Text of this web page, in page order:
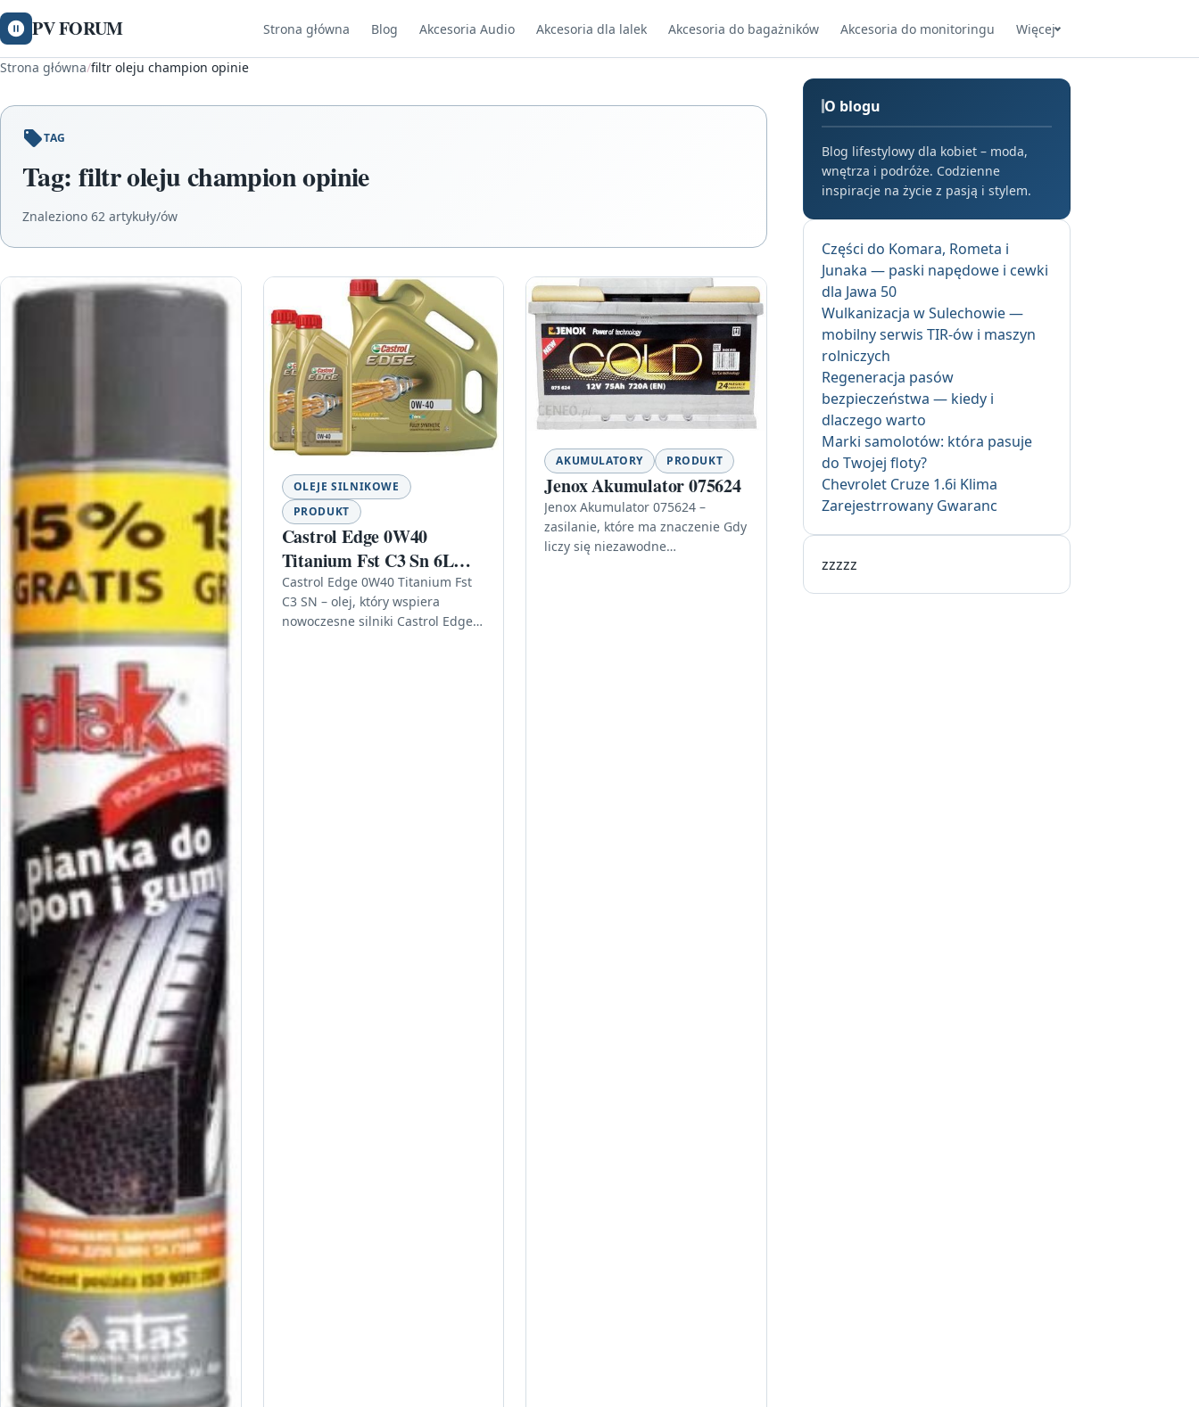
PV FORUM Strona główna Blog Akcesoria Audio Akcesoria dla lalek Akcesoria do bagażników Akcesoria do monitoringu Więcej
Strona główna/filtr oleju champion opinie
TAG
Tag: filtr oleju champion opinie
Znaleziono 62 artykuły/ów
OLEJE SILNIKOWE
PRODUKT
Castrol Edge 0W40
Titanium Fst C3 Sn 6L
2Edge0W401L
Edge0W404L
Castrol Edge 0W40 Titanium Fst
C3 SN – olej, który wspiera
nowoczesne silniki Castrol Edge
AKUMULATORY PRODUKT
Jenox Akumulator 075624
Jenox Akumulator 075624 –
zasilanie, które ma znaczenie Gdy
liczy się niezawodne
O blogu
Blog lifestylowy dla kobiet – moda,
wnętrza i podróże. Codzienne
inspiracje na życie z pasją i stylem.
Części do Komara, Rometa i
Junaka — paski napędowe i cewki
dla Jawa 50
Wulkanizacja w Sulechowie —
mobilny serwis TIR-ów i maszyn
rolniczych
Regeneracja pasów
bezpieczeństwa — kiedy i
dlaczego warto
Marki samolotów: która pasuje
do Twojej floty?
Chevrolet Cruze 1.6i Klima
Zarejestrrowany Gwaranc
zzzzz